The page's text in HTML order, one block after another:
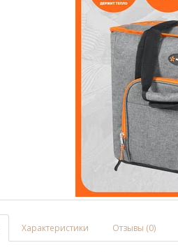
Характеристики Отзывы (0)